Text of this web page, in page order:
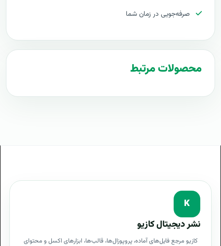
صرفه‌جویی در زمان شما
محصولات مرتبط
K
نشر دیجیتال کازیو
کازیو مرجع فایل‌های آماده، پروپوزال‌ها، قالب‌ها، ابزارهای اکسل و محتوای